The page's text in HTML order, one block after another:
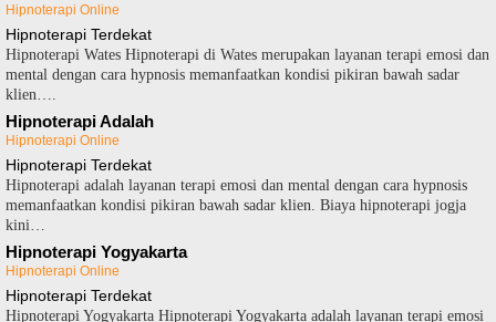
Hipnoterapi Online
Hipnoterapi Terdekat
Hipnoterapi Wates Hipnoterapi di Wates merupakan layanan terapi emosi dan
mental dengan cara hypnosis memanfaatkan kondisi pikiran bawah sadar
klien….
Hipnoterapi Adalah
Hipnoterapi Online
Hipnoterapi Terdekat
Hipnoterapi adalah layanan terapi emosi dan mental dengan cara hypnosis
memanfaatkan kondisi pikiran bawah sadar klien. Biaya hipnoterapi jogja
kini…
Hipnoterapi Yogyakarta
Hipnoterapi Online
Hipnoterapi Terdekat
Hipnoterapi Yogyakarta Hipnoterapi Yogyakarta adalah layanan terapi emosi